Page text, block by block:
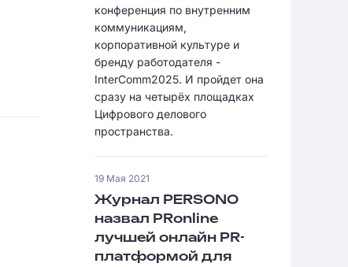
конференция по внутренним
коммуникациям,
корпоративной культуре и
бренду работодателя -
InterComm2025. И пройдет она
сразу на четырёх площадках
Цифрового делового
пространства.
19 Мая 2021
Журнал PERSONO
назвал PRonline
лучшей онлайн PR-
платформой для